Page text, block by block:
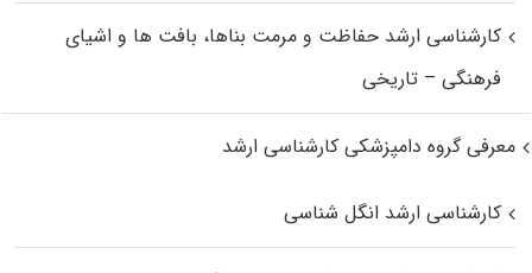
کارشناسی ارشد حفاظت و مرمت بناها، بافت‌ ها و اشیای
فرهنگی – تاریخی
معرفی گروه دامپزشکی کارشناسی ارشد
کارشناسی ارشد انگل شناسی